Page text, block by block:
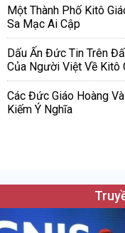
Một Thành Phố Kitô
Sa Mạc Ai Cập
Dấu Ấn Đức Tin Trên
Của Người Việt Về Kitô
Các Đức Giáo Hoàng
Kiếm Ý Nghĩa